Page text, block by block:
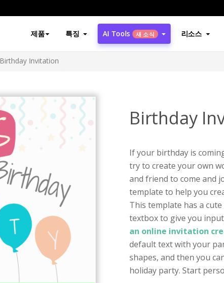
제품 특징 AI Tools 새 소식 리소스
Birthday Invitation
Birthday
If your birthday is
try to create your own
and friend to come and
template to help you
This template has a
textbox to give you
an online invitation
default text with your
shapes, and then you
holiday party. Start